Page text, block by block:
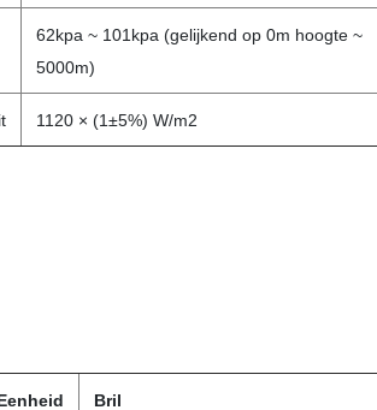
62kpa ~ 101kpa (gelijkend op 0m hoogte ~
5000m)
1120 × (1±5%) W/m2
Bril